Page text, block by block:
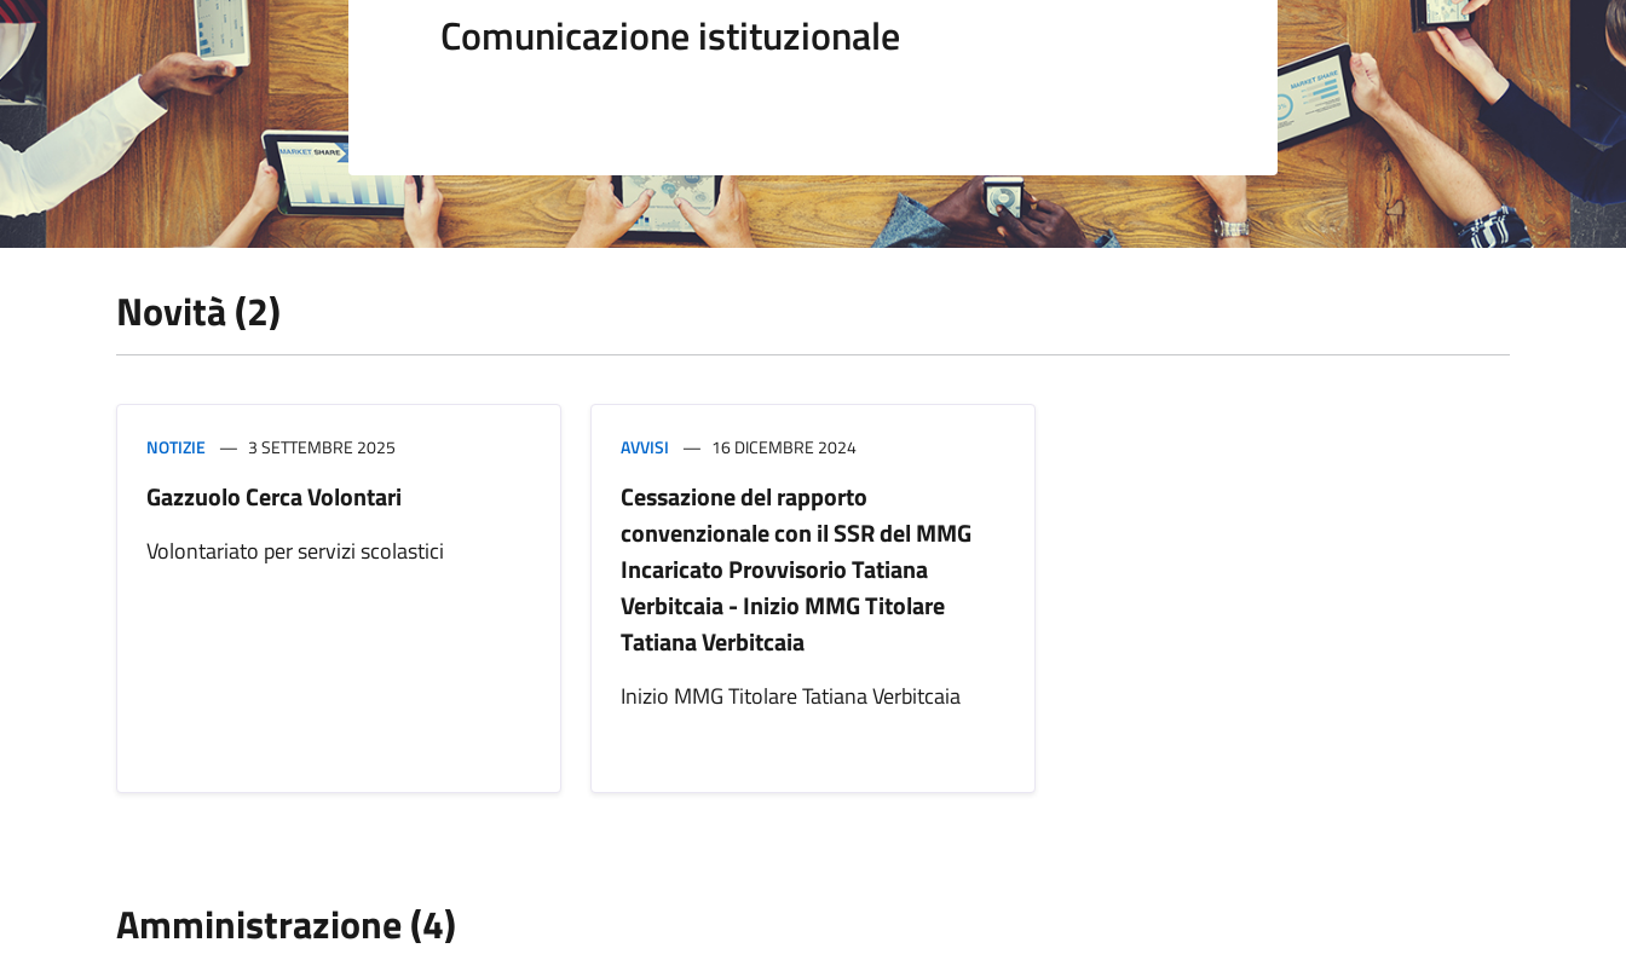
Comunicazione istituzionale
Novità (2)
NOTIZIE 3 SETTEMBRE 2025
Gazzuolo Cerca Volontari
Volontariato per servizi scolastici
AVVISI 16 DICEMBRE 2024
Cessazione del rapporto
convenzionale con il SSR del MMG
Incaricato Provvisorio Tatiana
Verbitcaia - Inizio MMG Titolare
Tatiana Verbitcaia
Inizio MMG Titolare Tatiana Verbitcaia
Amministrazione (4)